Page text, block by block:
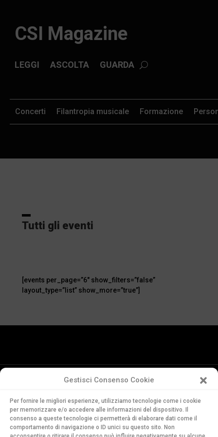
Gestisci Consenso Cookie
Per fornire le migliori esperienze, utilizziamo tecnologie come i cookie
per memorizzare e/o accedere alle informazioni del dispositivo. Il
consenso a queste tecnologie ci permetterà di elaborare dati come il
comportamento di navigazione o ID unici su questo sito. Non
CSI Magazine
ASCOLTA GUARDA
LEGGI
Formazione
Concerti Filantropia musicale
Tutti gli eventi
[events per_page=”6″ show_filters=”false”
layout_type=”list” show_more=”true”]
della Svizzera Italiana
Via Soldino 9
CH-6900 Lugano